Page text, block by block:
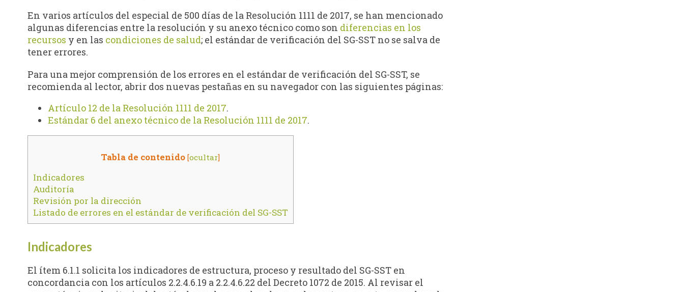
En varios artículos del especial de 500 días de la Resolución 1111 de 2017, se han mencionado
algunas diferencias entre la resolución y su anexo técnico como son diferencias en los
recursos y en las condiciones de salud; el estándar de verificación del SG-SST no se salva de
tener errores.
Para una mejor comprensión de los errores en el estándar de verificación del SG-SST, se
recomienda al lector, abrir dos nuevas pestañas en su navegador con las siguientes páginas:
Artículo 12 de la Resolución 1111 de 2017.
Estándar 6 del anexo técnico de la Resolución 1111 de 2017.
Tabla de contenido [ocultar]
Indicadores
Auditoría
Revisión por la dirección
Listado de errores en el estándar de verificación del SG-SST
Indicadores
El ítem 6.1.1 solicita los indicadores de estructura, proceso y resultado del SG-SST en
concordancia con los artículos 2.2.4.6.19 a 2.2.4.6.22 del Decreto 1072 de 2015. Al revisar el